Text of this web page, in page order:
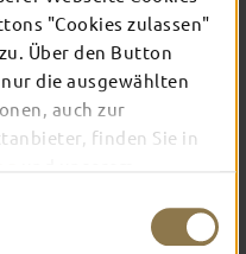
"Cookies zulassen"
Über den Button
die ausgewählten
auch zur
finden Sie in
los: Ob
oder
Veranstaltungen